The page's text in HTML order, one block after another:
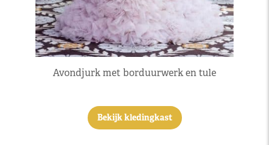
Avondjurk met borduurwerk en tule
Bekijk kledingkast